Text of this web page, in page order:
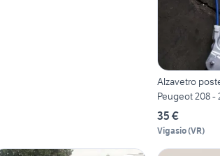
Alzavetro
Peugeot 208 -
35 €
Vigasio(VR)